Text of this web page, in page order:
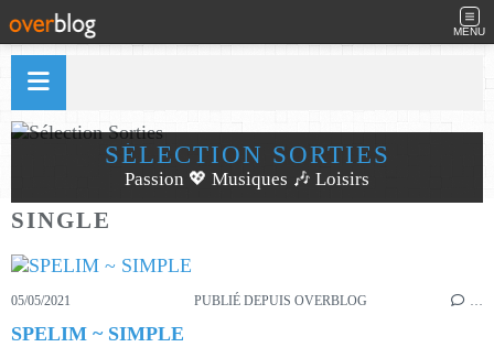
MENU
SÉLECTION SORTIES
Passion 💖 Musiques 🎶 Loisirs
SINGLE
05/05/2021 PUBLIÉ DEPUIS OVERBLOG …
SPELIM ~ SIMPLE